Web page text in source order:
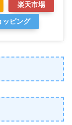
楽天市場
ッピング